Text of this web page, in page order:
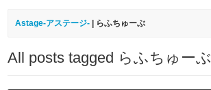
Astage-アステージ- らふちゅーぶ
All posts tagged らふちゅーぶ